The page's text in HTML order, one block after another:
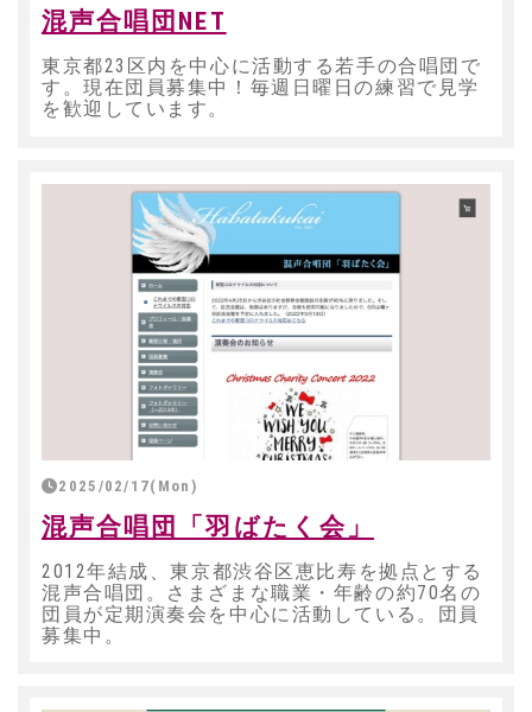
混声合唱団NET
東京都23区内を中心に活動する若手の合唱団で
す。現在団員募集中！毎週日曜日の練習で見学
を歓迎しています。
2025/02/17(Mon)
混声合唱団「羽ばたく会」
2012年結成、東京都渋谷区恵比寿を拠点とする
混声合唱団。さまざまな職業・年齢の約70名の
団員が定期演奏会を中心に活動している。団員
募集中。